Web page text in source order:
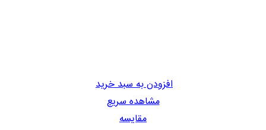
افزودن به سبد خرید
مشاهده سریع
مقایسه